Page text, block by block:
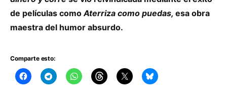
de películas comoAterriza como puedas, esa obra
maestra del humor absurdo.
Comparte esto: